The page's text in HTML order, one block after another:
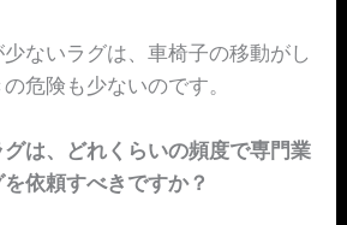
ないラグは、車椅子の移動がし
危険も少ないのです。
は、どれくらいの頻度で専門業
依頼すべきですか？